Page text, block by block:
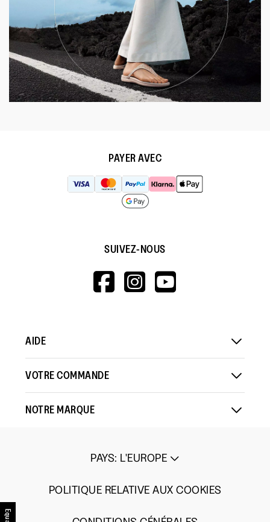
PAYER AVEC
SUIVEZ-NOUS
HTTPS://
HTTPS://
AIDE
VOTRE COMMANDE
NOTRE MARQUE
PAYS: L'EUROPE
POLITIQUE RELATIVE AUX COOKIES